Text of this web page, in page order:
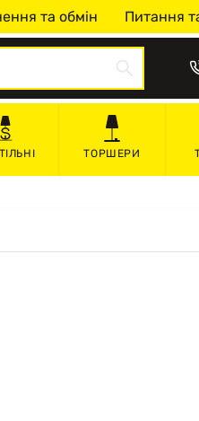
та обмін Питання
ТОРШЕРИ